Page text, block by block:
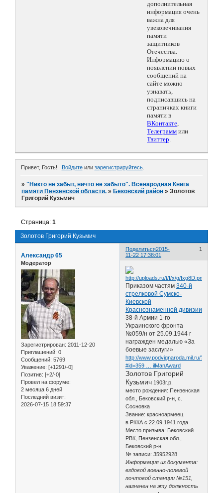
дополнительная
информация очень
важна для
увековечивания
памяти
защитников
Отечества.
Информацию о
появлении новых
сообщений на
сайте можно
узнавать,
подписавшись на
страничках книги
памяти в
ВКонтакте,
Телеграмм или
Твиттер.
Привет, Гость! Войдитеили зарегистрируйтесь.
»"Никто не забыт, ничто не забыто". Всенародная Книга
памяти Пензенской области. » Бековский район »Золотов
Григорий Кузьмич
Золотов Григорий Кузьмич
Страница:1
Поделиться 1
2015-
11-22 17:38:01
Александр 65
Модератор
Зарегистрирован: 2011-12-20
Приглашений: 0
Сообщений: 5769
Уважение: [+1291/-0]
Позитив: [+2/-0]
Провел на форуме:
2 месяца 6 дней
Последний визит:
2026-07-15 18:59:37
Приказом частям340-й
стрелковой Сумско-
Киевской
Краснознаменной дивизии
38-й Армии 1-го
Украинского фронта
№059/н от 25.09.1944 г
награжден медалью «За
боевые заслуги»
http://www.podvignaroda.mil.ru/?
#id=359 … ilManAward
Золотов Григорий
Кузьмич 1903г.р.
место рождения: Пензенская
обл., Бековский р-н, с.
Сосновка
Звание: красноармеец
в РККА с 22.09.1941 года
Место призыва: Бековский
РВК, Пензенская обл.,
Бековский р-н
№ записи: 35952928
Информация из документа:
ездовой военно-полевой
почтовой станции №151,
назначен на эту должность